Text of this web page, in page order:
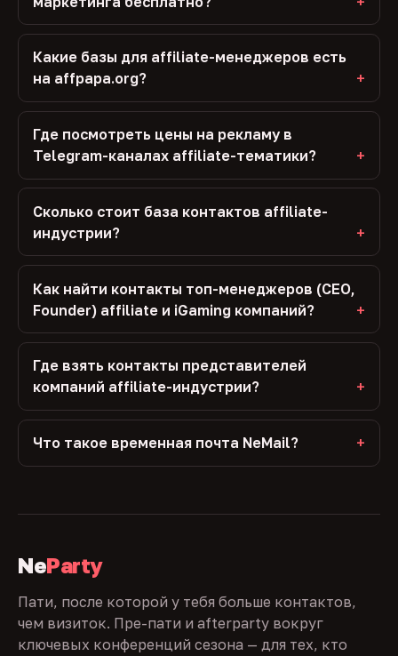
Какие базы для affiliate-менеджеров есть
на affpapa.org?
Где посмотреть цены на рекламу в
Telegram-каналах affiliate-тематики?
Сколько стоит база контактов affiliate-
индустрии?
Как найти контакты топ-менеджеров (CEO,
Founder) affiliate и iGaming компаний?
Где взять контакты представителей
компаний affiliate-индустрии?
Что такое временная почта NeMail?
NeParty
Пати, после которой у тебя больше контактов,
чем визиток. Пре-пати и afterparty вокруг
ключевых конференций сезона — для тех, кто